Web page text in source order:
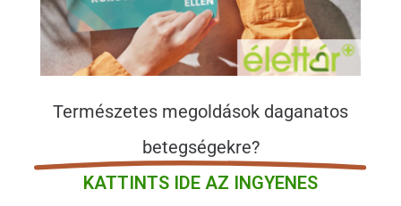
Természetes megoldások daganatos
betegségekre?
KATTINTS IDE AZ INGYENES